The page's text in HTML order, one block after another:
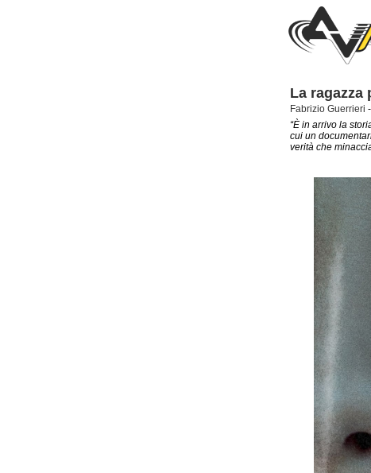
La
Fabrizio Guerrieri
“È in arrivo la
cui un
verità che